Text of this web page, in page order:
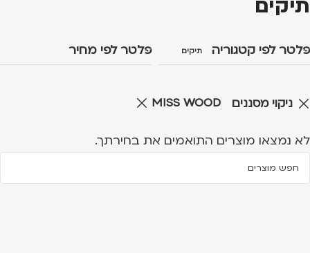
תיקים
פלטר לפי קטגוריה תיקים פלטר לפי מחיר
ניקוי מסננים MISS WOOD
לא נמצאו מוצרים התואמים את בחירתך.